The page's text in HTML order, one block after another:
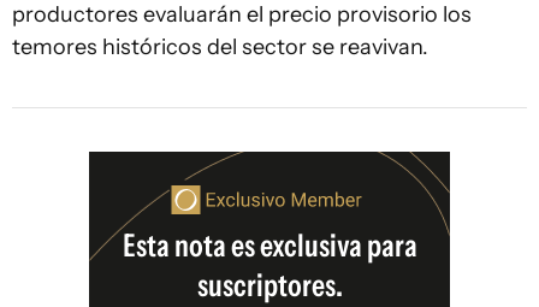
productores evaluarán el precio provisorio los
temores históricos del sector se reavivan.
Esta nota es exclusiva para
suscriptores.